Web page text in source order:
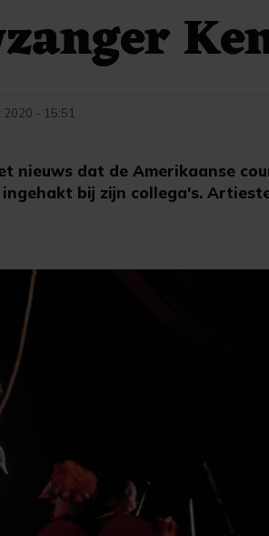
nieuws dat de Amerikaanse
bij zijn collega's.
2020 - 15:51